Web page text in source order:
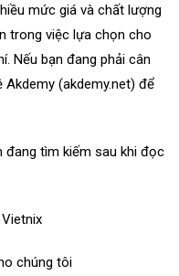
mức giá và chất lượng
trong việc lựa chọn cho
Nếu bạn đang phải cân
(akdemy.net) để
tìm kiếm sau khi đọc
chúng tôi